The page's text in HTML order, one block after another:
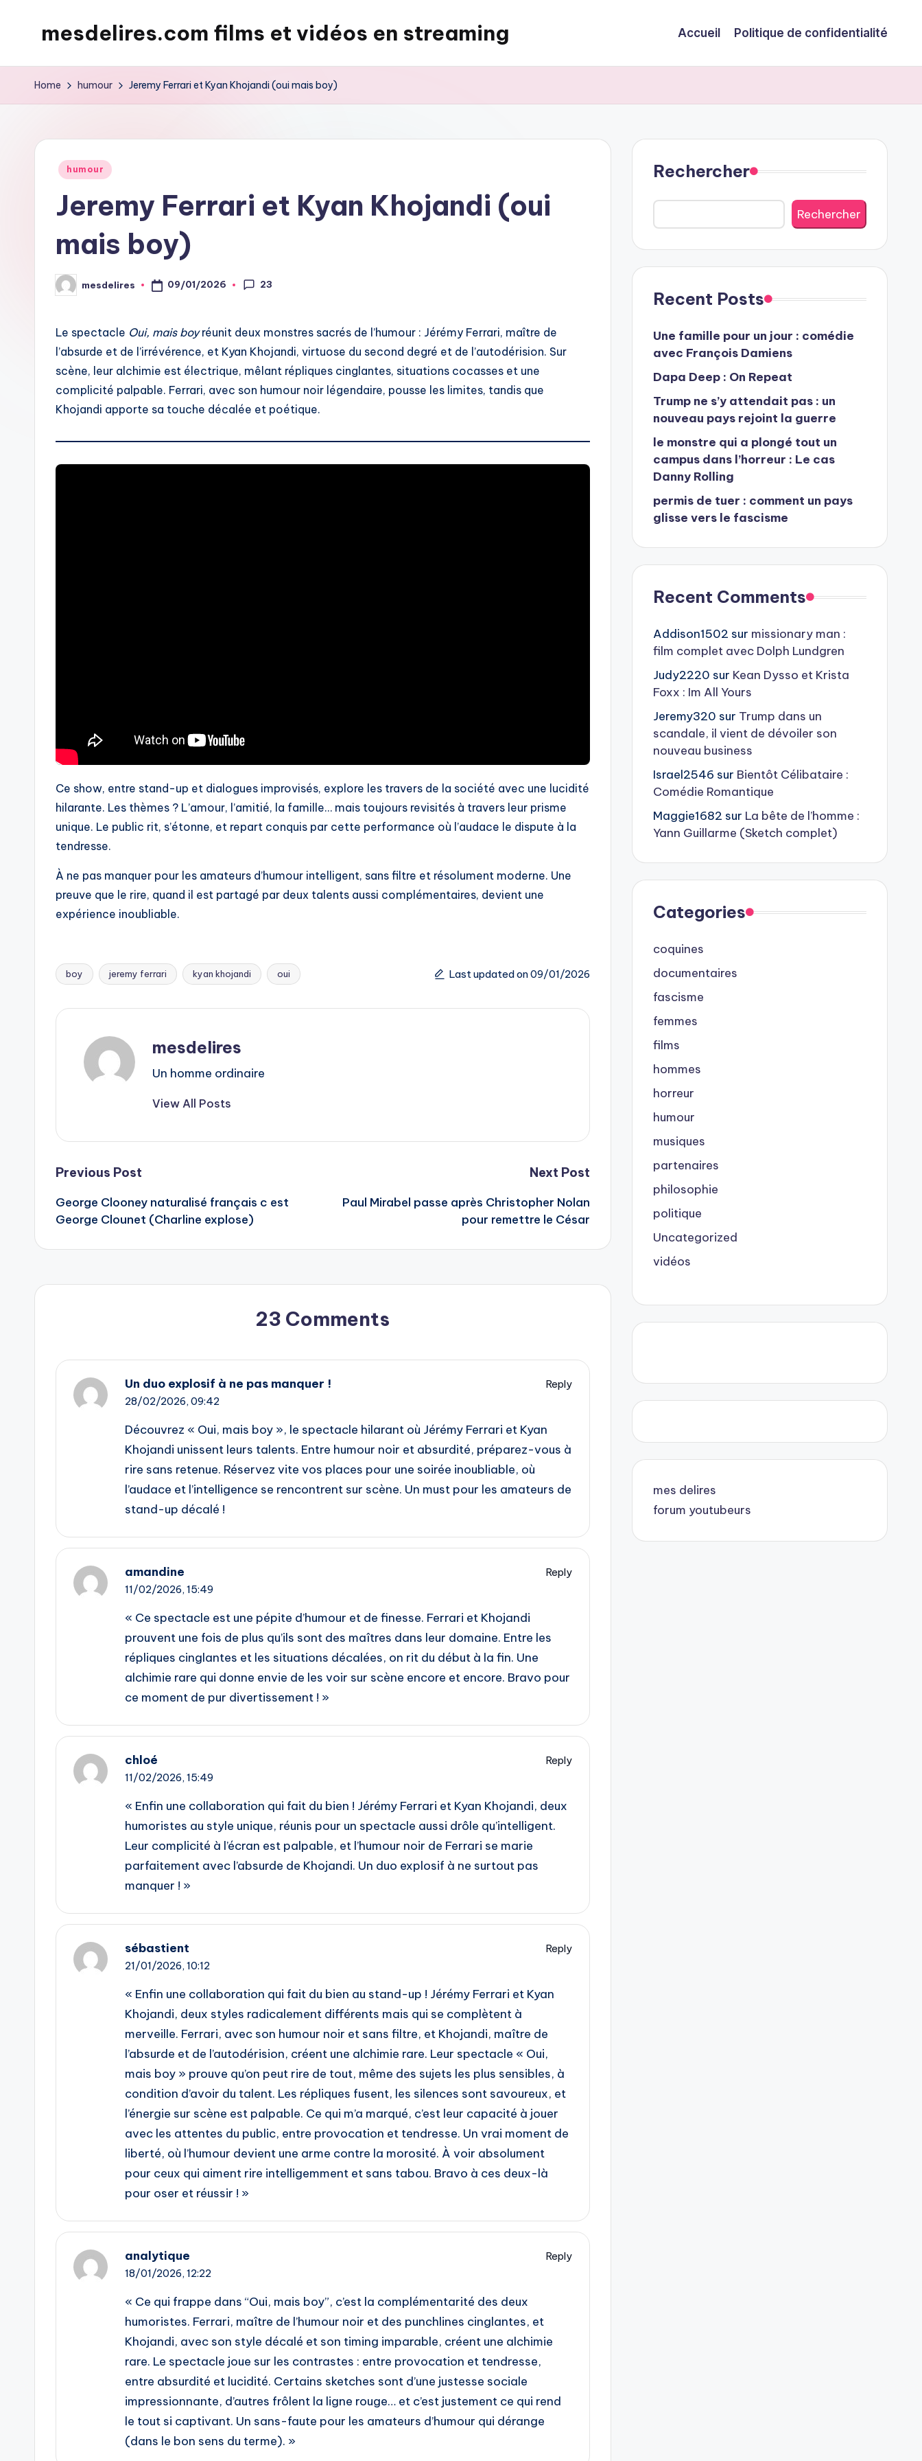
mesdelires.com films et vidéos en streaming
:
video
complet
français
Accueil Politique de confidentialité
Home humour Jeremy Ferrari et Kyan Khojandi (oui mais boy)
Posted
humour
Jeremy Ferrari et Kyan Khojandi (oui
mais boy)
Posted
by
mesdelires 09/01/2026 23
Le spectacle Oui, mais boyréunit deux monstres sacrés de l’humour : Jérémy Ferrari, maître de
l’absurde et de l’irrévérence, et Kyan Khojandi, virtuose du second degré et de l’autodérision. Sur
scène, leur alchimie est électrique, mêlant répliques cinglantes, situations cocasses et une
complicité palpable. Ferrari, avec son humour noir légendaire, pousse les limites, tandis que
Khojandi apporte sa touche décalée et poétique.
Ce show, entre stand-up et dialogues improvisés, explore les travers de la société avec une lucidité
hilarante. Les thèmes ? L’amour, l’amitié, la famille… mais toujours revisités à travers leur prisme
unique. Le public rit, s’étonne, et repart conquis par cette performance où l’audace le dispute à la
tendresse.
À ne pas manquer pour les amateurs d’humour intelligent, sans filtre et résolument moderne. Une
preuve que le rire, quand il est partagé par deux talents aussi complémentaires, devient une
expérience inoubliable.
Tags:
boy jeremy ferrari kyan khojandi oui Last updated on 09/01/2026
mesdelires
Un homme ordinaire
View All Posts
Post
navigation
Previous Post
George Clooney naturalisé français c est
George Clounet (Charline explose)
Next Post
Paul Mirabel passe après Christopher Nolan
pour remettre le César
23 Comments
Un duo explosif à ne pas manquer !
Reply
28/02/2026, 09:42
Découvrez « Oui, mais boy », le spectacle hilarant où Jérémy Ferrari et Kyan
Khojandi unissent leurs talents. Entre humour noir et absurdité, préparez-vous à
rire sans retenue. Réservez vite vos places pour une soirée inoubliable, où
l’audace et l’intelligence se rencontrent sur scène. Un must pour les amateurs de
stand-up décalé !
amandine
Reply
11/02/2026, 15:49
« Ce spectacle est une pépite d’humour et de finesse. Ferrari et Khojandi
prouvent une fois de plus qu’ils sont des maîtres dans leur domaine. Entre les
répliques cinglantes et les situations décalées, on rit du début à la fin. Une
alchimie rare qui donne envie de les voir sur scène encore et encore. Bravo pour
ce moment de pur divertissement ! »
chloé
Reply
11/02/2026, 15:49
« Enfin une collaboration qui fait du bien ! Jérémy Ferrari et Kyan Khojandi, deux
humoristes au style unique, réunis pour un spectacle aussi drôle qu’intelligent.
Leur complicité à l’écran est palpable, et l’humour noir de Ferrari se marie
parfaitement avec l’absurde de Khojandi. Un duo explosif à ne surtout pas
manquer ! »
sébastient
Reply
21/01/2026, 10:12
« Enfin une collaboration qui fait du bien au stand-up ! Jérémy Ferrari et Kyan
Khojandi, deux styles radicalement différents mais qui se complètent à
merveille. Ferrari, avec son humour noir et sans filtre, et Khojandi, maître de
l’absurde et de l’autodérision, créent une alchimie rare. Leur spectacle « Oui,
mais boy » prouve qu’on peut rire de tout, même des sujets les plus sensibles, à
condition d’avoir du talent. Les répliques fusent, les silences sont savoureux, et
l’énergie sur scène est palpable. Ce qui m’a marqué, c’est leur capacité à jouer
avec les attentes du public, entre provocation et tendresse. Un vrai moment de
liberté, où l’humour devient une arme contre la morosité. À voir absolument
pour ceux qui aiment rire intelligemment et sans tabou. Bravo à ces deux-là
pour oser et réussir ! »
analytique
Reply
18/01/2026, 12:22
« Ce qui frappe dans “Oui, mais boy”, c’est la complémentarité des deux
humoristes. Ferrari, maître de l’humour noir et des punchlines cinglantes, et
Khojandi, avec son style décalé et son timing imparable, créent une alchimie
rare. Le spectacle joue sur les contrastes : entre provocation et tendresse,
entre absurdité et lucidité. Certains sketches sont d’une justesse sociale
impressionnante, d’autres frôlent la ligne rouge… et c’est justement ce qui rend
le tout si captivant. Un sans-faute pour les amateurs d’humour qui dérange
(dans le bon sens du terme). »
Rechercher
Rechercher
Recent Posts
Une famille pour un jour : comédie
avec François Damiens
Dapa Deep : On Repeat
Trump ne s’y attendait pas : un
nouveau pays rejoint la guerre
le monstre qui a plongé tout un
campus dans l’horreur : Le cas
Danny Rolling
permis de tuer : comment un pays
glisse vers le fascisme
Recent Comments
Addison1502 sur missionary man :
film complet avec Dolph Lundgren
Judy2220 sur Kean Dysso et Krista
Foxx : Im All Yours
Jeremy320 sur Trump dans un
scandale, il vient de dévoiler son
nouveau business
Israel2546 sur Bientôt Célibataire :
Comédie Romantique
Maggie1682 sur La bête de l’homme :
Yann Guillarme (Sketch complet)
Categories
coquines
documentaires
fascisme
femmes
films
hommes
horreur
humour
musiques
partenaires
philosophie
politique
Uncategorized
vidéos
mes delires
forum youtubeurs